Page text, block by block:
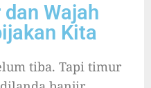
Wajah
Kita
tiba. Tapi timur